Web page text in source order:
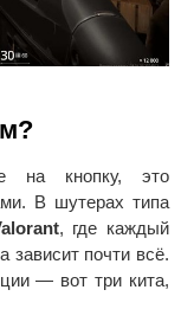
на кнопку, это
В шутерах типа
, где каждый
почти всё.
— вот три кита,